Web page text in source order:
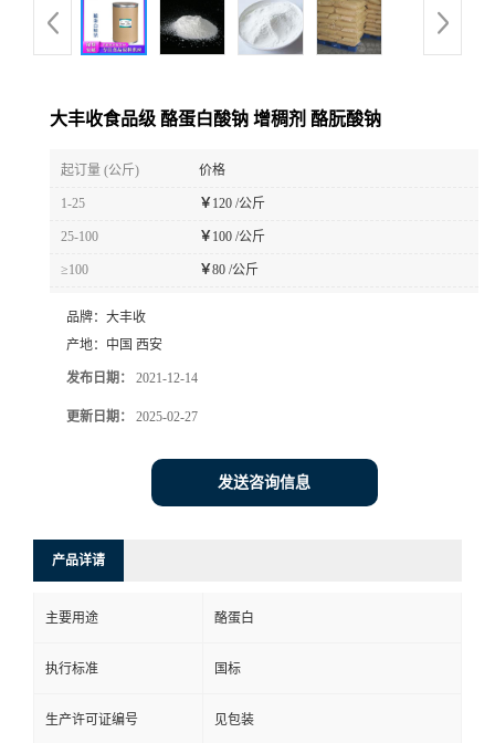
大丰收食品级 酪蛋白酸钠 增稠剂 酪朊酸钠
起订量 (公斤) 价格
1-25 ￥120 /公斤
25-100 ￥100 /公斤
≥100 ￥80 /公斤
品牌： 大丰收
产地： 中国 西安
发布日期： 2021-12-14
更新日期： 2025-02-27
发送咨询信息
产品详请
主要用途 酪蛋白
执行标准 国标
生产许可证编号 见包装